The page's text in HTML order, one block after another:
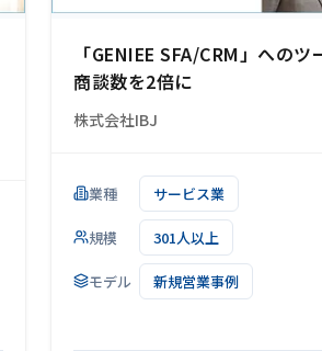
「GENIEE SFA/CRM」への
商談数を2倍に
株式会社IBJ
業種 サービス業
規模 301人以上
モデル 新規営業事例